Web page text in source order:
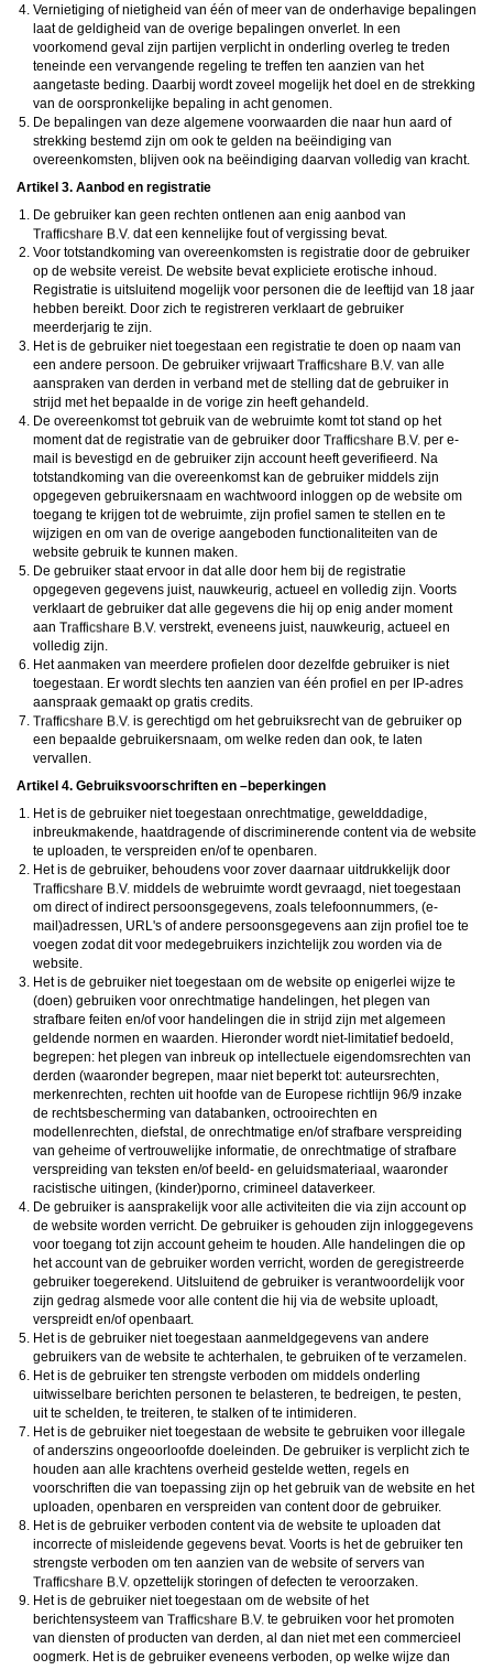
Vernietiging of nietigheid van één of meer van de onderhavige bepalingen
laat de geldigheid van de overige bepalingen onverlet. In een
voorkomend geval zijn partijen verplicht in onderling overleg te treden
teneinde een vervangende regeling te treffen ten aanzien van het
aangetaste beding. Daarbij wordt zoveel mogelijk het doel en de strekking
van de oorspronkelijke bepaling in acht genomen.
De bepalingen van deze algemene voorwaarden die naar hun aard of
strekking bestemd zijn om ook te gelden na beëindiging van
overeenkomsten, blijven ook na beëindiging daarvan volledig van kracht.
Artikel 3. Aanbod en registratie
De gebruiker kan geen rechten ontlenen aan enig aanbod van
dat een kennelijke fout of vergissing bevat.
Voor totstandkoming van overeenkomsten is registratie door de gebruiker
op de website vereist. De website bevat expliciete erotische inhoud.
Registratie is uitsluitend mogelijk voor personen die de leeftijd van 18 jaar
hebben bereikt. Door zich te registreren verklaart de gebruiker
meerderjarig te zijn.
Het is de gebruiker niet toegestaan een registratie te doen op naam van
een andere persoon. De gebruiker vrijwaart
van alle
aanspraken van derden in verband met de stelling dat de gebruiker in
strijd met het bepaalde in de vorige zin heeft gehandeld.
De overeenkomst tot gebruik van de webruimte komt tot stand op het
moment dat de registratie van de gebruiker door
per e-
mail is bevestigd en de gebruiker zijn account heeft geverifieerd. Na
totstandkoming van die overeenkomst kan de gebruiker middels zijn
opgegeven gebruikersnaam en wachtwoord inloggen op de website om
toegang te krijgen tot de webruimte, zijn profiel samen te stellen en te
wijzigen en om van de overige aangeboden functionaliteiten van de
website gebruik te kunnen maken.
De gebruiker staat ervoor in dat alle door hem bij de registratie
opgegeven gegevens juist, nauwkeurig, actueel en volledig zijn. Voorts
verklaart de gebruiker dat alle gegevens die hij op enig ander moment
aan
verstrekt, eveneens juist, nauwkeurig, actueel en
volledig zijn.
Het aanmaken van meerdere profielen door dezelfde gebruiker is niet
toegestaan. Er wordt slechts ten aanzien van één profiel en per IP-adres
aanspraak gemaakt op gratis credits.
is gerechtigd om het gebruiksrecht van de gebruiker op
een bepaalde gebruikersnaam, om welke reden dan ook, te laten
vervallen.
Artikel 4. Gebruiksvoorschriften en –beperkingen
Het is de gebruiker niet toegestaan onrechtmatige, gewelddadige,
inbreukmakende, haatdragende of discriminerende content via de website
te uploaden, te verspreiden en/of te openbaren.
Het is de gebruiker, behoudens voor zover daarnaar uitdrukkelijk door
middels de webruimte wordt gevraagd, niet toegestaan
om direct of indirect persoonsgegevens, zoals telefoonnummers, (e-
mail)adressen, URL's of andere persoonsgegevens aan zijn profiel toe te
voegen zodat dit voor medegebruikers inzichtelijk zou worden via de
website.
Het is de gebruiker niet toegestaan om de website op enigerlei wijze te
(doen) gebruiken voor onrechtmatige handelingen, het plegen van
strafbare feiten en/of voor handelingen die in strijd zijn met algemeen
geldende normen en waarden. Hieronder wordt niet-limitatief bedoeld,
begrepen: het plegen van inbreuk op intellectuele eigendomsrechten van
derden (waaronder begrepen, maar niet beperkt tot: auteursrechten,
merkenrechten, rechten uit hoofde van de Europese richtlijn 96/9 inzake
de rechtsbescherming van databanken, octrooirechten en
modellenrechten, diefstal, de onrechtmatige en/of strafbare verspreiding
van geheime of vertrouwelijke informatie, de onrechtmatige of strafbare
verspreiding van teksten en/of beeld- en geluidsmateriaal, waaronder
racistische uitingen, (kinder)porno, crimineel dataverkeer.
De gebruiker is aansprakelijk voor alle activiteiten die via zijn account op
de website worden verricht. De gebruiker is gehouden zijn inloggegevens
voor toegang tot zijn account geheim te houden. Alle handelingen die op
het account van de gebruiker worden verricht, worden de geregistreerde
gebruiker toegerekend. Uitsluitend de gebruiker is verantwoordelijk voor
zijn gedrag alsmede voor alle content die hij via de website uploadt,
verspreidt en/of openbaart.
Het is de gebruiker niet toegestaan aanmeldgegevens van andere
gebruikers van de website te achterhalen, te gebruiken of te verzamelen.
Het is de gebruiker ten strengste verboden om middels onderling
uitwisselbare berichten personen te belasteren, te bedreigen, te pesten,
uit te schelden, te treiteren, te stalken of te intimideren.
Het is de gebruiker niet toegestaan de website te gebruiken voor illegale
of anderszins ongeoorloofde doeleinden. De gebruiker is verplicht zich te
houden aan alle krachtens overheid gestelde wetten, regels en
voorschriften die van toepassing zijn op het gebruik van de website en het
uploaden, openbaren en verspreiden van content door de gebruiker.
Het is de gebruiker verboden content via de website te uploaden dat
incorrecte of misleidende gegevens bevat. Voorts is het de gebruiker ten
strengste verboden om ten aanzien van de website of servers van
opzettelijk storingen of defecten te veroorzaken.
Het is de gebruiker niet toegestaan om de website of het
berichtensysteem van
te gebruiken voor het promoten
van diensten of producten van derden, al dan niet met een commercieel
oogmerk. Het is de gebruiker eveneens verboden, op welke wijze dan